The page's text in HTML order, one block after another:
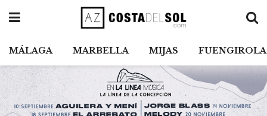
MÁLAGA MARBELLA MIJAS FUENGIROLA